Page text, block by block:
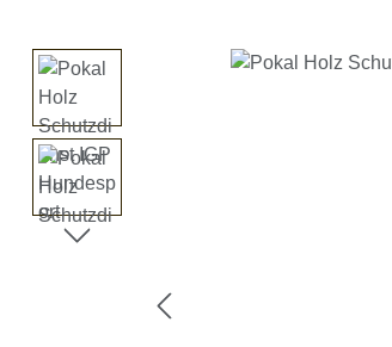
Bildergalerie überspringen